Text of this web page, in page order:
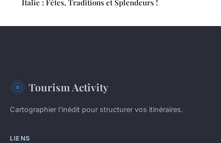
Italie : Fêtes, Traditions et Splendeurs !
Tourism Activity
Cartographier l'inédit pour structurer vos itinéraires.
LIENS